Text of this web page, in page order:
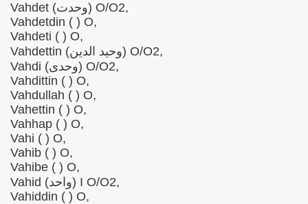
Vahdet (وحدت) O/O2,
Vahdetdin ( ) O,
Vahdeti ( ) O,
Vahdettin (وحید الدین) O/O2,
Vahdi (وحدی) O/O2,
Vahdittin ( ) O,
Vahdullah ( ) O,
Vahettin ( ) O,
Vahhap ( ) O,
Vahi ( ) O,
Vahib ( ) O,
Vahibe ( ) O,
Vahid (واحد) I O/O2,
Vahiddin ( ) O,